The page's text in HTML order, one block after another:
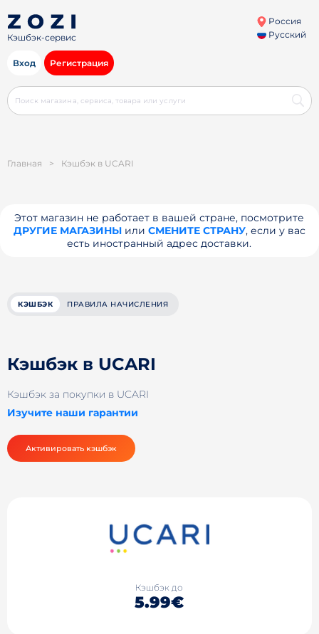
Кэшбэк-сервис
Россия
Русский
Вход Регистрация
Главная > Кэшбэк в UCARI
Этот магазин не работает в вашей стране, посмотрите
ДРУГИЕ МАГАЗИНЫили СМЕНИТЕ СТРАНУ, если у вас
есть иностранный адрес доставки.
КЭШБЭК ПРАВИЛА НАЧИСЛЕНИЯ
Кэшбэк в UCARI
Кэшбэк за покупки в UCARI
Изучите наши гарантии
Активировать кэшбэк
Кэшбэк до
5.99€